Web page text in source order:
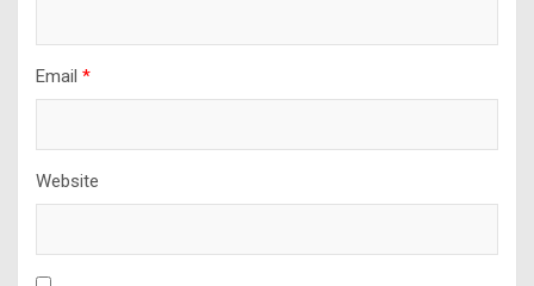
Email *
Website